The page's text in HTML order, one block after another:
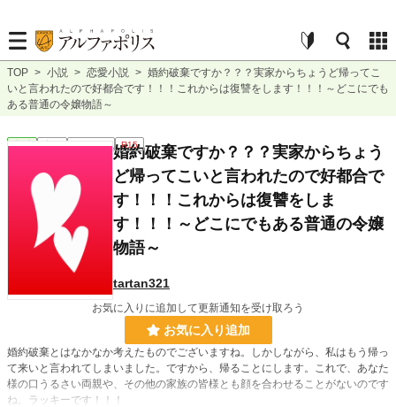
TOP > 小説 > 恋愛小説 > 婚約破棄ですか？？？実家からちょうど帰ってこ
いと言われたので好都合です！！！これからは復讐をします！！！～どこにでも
ある普通の令嬢物語～
恋愛 完結 ｼｮｰﾄｼｮｰﾄ R15
婚約破棄ですか？？？実家からちょう
ど帰ってこいと言われたので好都合で
す！！！これからは復讐をしま
す！！！～どこにでもある普通の令嬢
物語～
tartan321
お気に入りに追加して更新通知を受け取ろう
お気に入り追加
婚約破棄とはなかなか考えたものでございますね。しかしながら、私はもう帰っ
て来いと言われてしまいました。ですから、帰ることにします。これで、あなた
様の口うるさい両親や、その他の家族の皆様とも顔を合わせることがないのです
ね。ラッキーです！！！